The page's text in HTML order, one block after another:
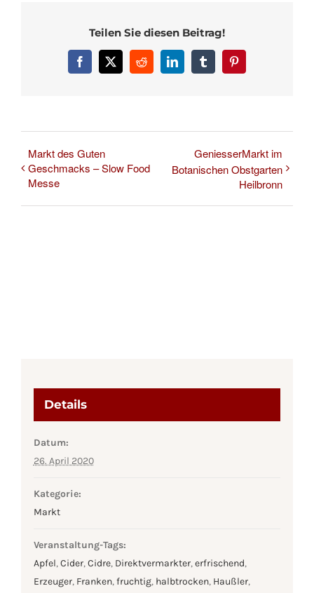
Teilen Sie diesen Beitrag!
Facebook
X RedditLinkedInTumblrPinterest
Markt des Guten
Geschmacks – Slow Food
Messe
GeniesserMarkt im
Botanischen Obstgarten
Heilbronn
Details
Datum:
26. April 2020
Kategorie:
Markt
Veranstaltung-Tags:
Apfel,Cider,Cidre, Direktvermarkter,erfrischend,
Erzeuger, Franken,fruchtig, halbtrocken, Haußler,